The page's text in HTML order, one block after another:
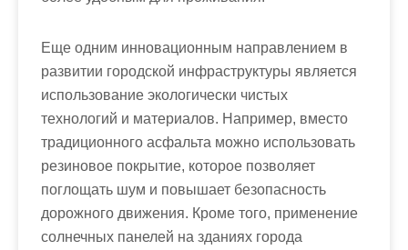
Еще одним инновационным направлением в
развитии городской инфраструктуры является
использование экологически чистых
технологий и материалов. Например, вместо
традиционного асфальта можно использовать
резиновое покрытие, которое позволяет
поглощать шум и повышает безопасность
дорожного движения. Кроме того, применение
солнечных панелей на зданиях города